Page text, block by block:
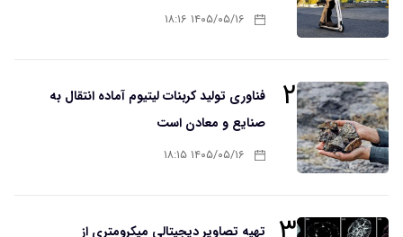
۱۴۰۵/۰۵/۱۶ ۱۸:۱۶
۲
فناوری تولید کربنات لیتیوم آماده انتقال به
صنایع و معادن است
۱۴۰۵/۰۵/۱۶ ۱۸:۱۵
تهیه تصاویر دیجیتالی میکرومتری از